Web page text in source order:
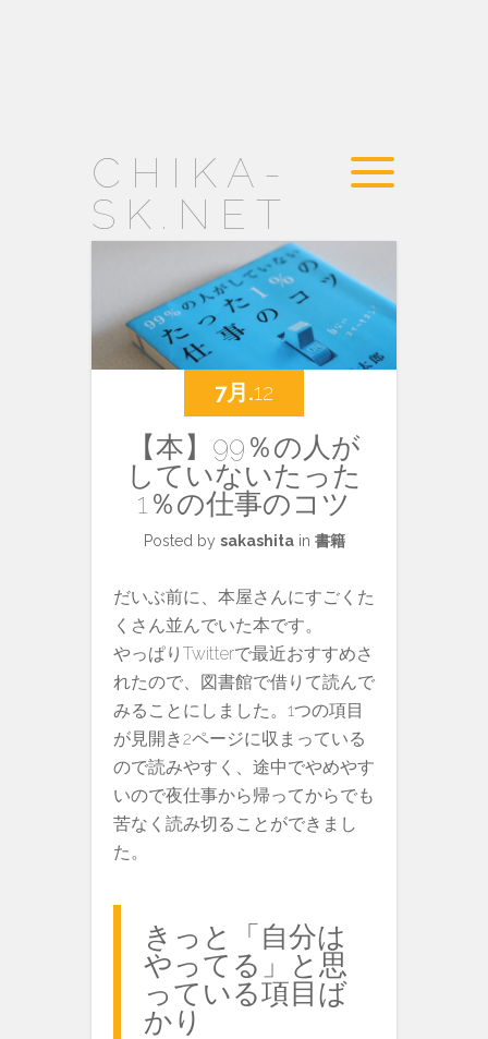
CHIKA-
SK.NET
7月.12
【本】99％の人が
していないたった
1％の仕事のコツ
Posted by sakashitain 書籍
だいぶ前に、本屋さんにすごくた
くさん並んでいた本です。
やっぱりTwitterで最近おすすめさ
れたので、図書館で借りて読んで
みることにしました。1つの項目
が見開き2ページに収まっている
ので読みやすく、途中でやめやす
いので夜仕事から帰ってからでも
苦なく読み切ることができまし
た。
きっと「自分は
やってる」と思
っている項目ば
かり